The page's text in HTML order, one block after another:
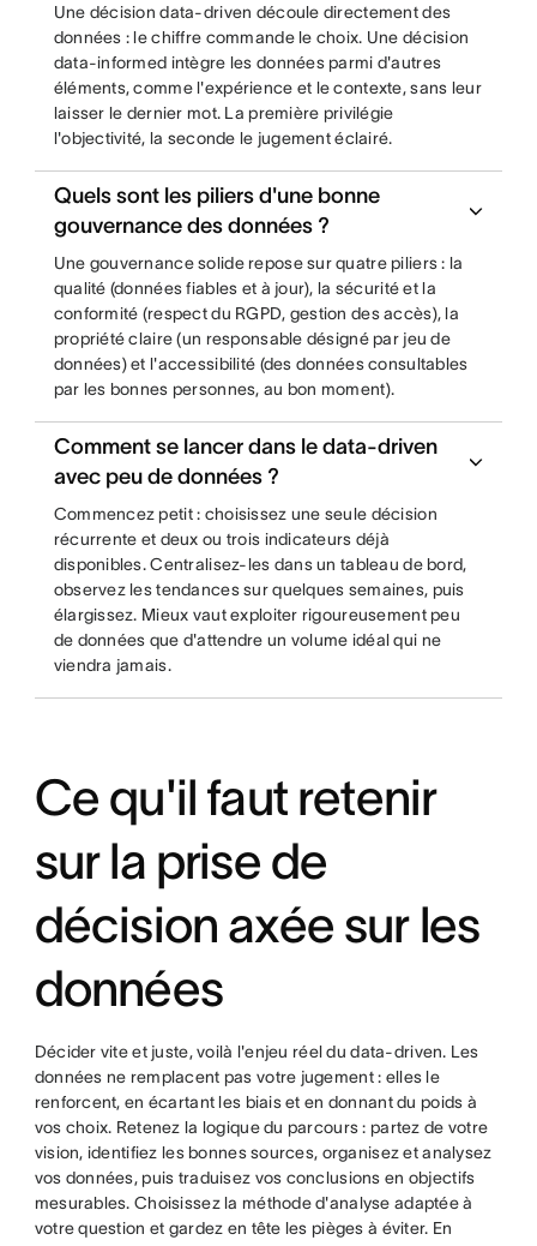
Une décision data-driven découle directement des
données : le chiffre commande le choix. Une décision
data-informed intègre les données parmi d'autres
éléments, comme l'expérience et le contexte, sans leur
laisser le dernier mot. La première privilégie
l'objectivité, la seconde le jugement éclairé.
Quels sont les piliers d'une bonne
gouvernance des données ?
Une gouvernance solide repose sur quatre piliers : la
qualité (données fiables et à jour), la sécurité et la
conformité (respect du RGPD, gestion des accès), la
propriété claire (un responsable désigné par jeu de
données) et l'accessibilité (des données consultables
par les bonnes personnes, au bon moment).
Comment se lancer dans le data-driven
avec peu de données ?
Commencez petit : choisissez une seule décision
récurrente et deux ou trois indicateurs déjà
disponibles. Centralisez-les dans un tableau de bord,
observez les tendances sur quelques semaines, puis
élargissez. Mieux vaut exploiter rigoureusement peu
de données que d'attendre un volume idéal qui ne
viendra jamais.
Ce qu'il faut retenir
sur la prise de
décision axée sur les
données
Décider vite et juste, voilà l'enjeu réel du data-driven. Les
données ne remplacent pas votre jugement : elles le
renforcent, en écartant les biais et en donnant du poids à
vos choix. Retenez la logique du parcours : partez de votre
vision, identifiez les bonnes sources, organisez et analysez
vos données, puis traduisez vos conclusions en objectifs
mesurables. Choisissez la méthode d'analyse adaptée à
votre question et gardez en tête les pièges à éviter. En